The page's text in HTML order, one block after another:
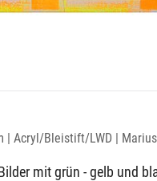
Acryl/Bleistift/LWD |
mit grün - gelb und